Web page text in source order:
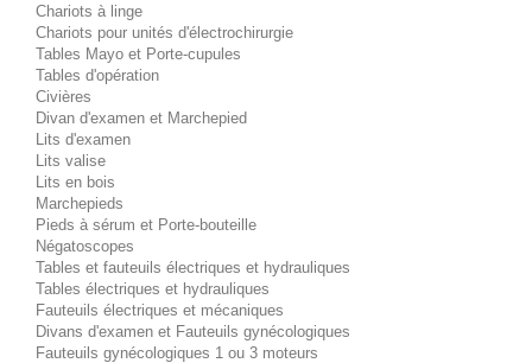
Chariots à linge
Chariots pour unités d'électrochirurgie
Tables Mayo et Porte-cupules
Tables d'opération
Civières
Divan d'examen et Marchepied
Lits d'examen
Lits valise
Lits en bois
Marchepieds
Pieds à sérum et Porte-bouteille
Négatoscopes
Tables et fauteuils électriques et hydrauliques
Tables électriques et hydrauliques
Fauteuils électriques et mécaniques
Divans d'examen et Fauteuils gynécologiques
Fauteuils gynécologiques 1 ou 3 moteurs